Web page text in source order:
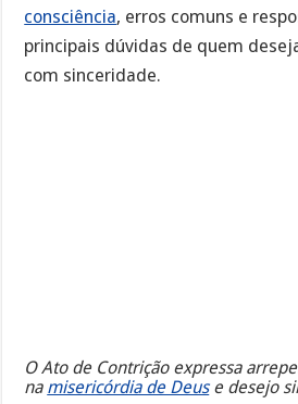
consciência, erros comuns e
principais dúvidas de quem
com sinceridade.
O Ato de Contrição expressa
na misericórdia de Deuse desejo